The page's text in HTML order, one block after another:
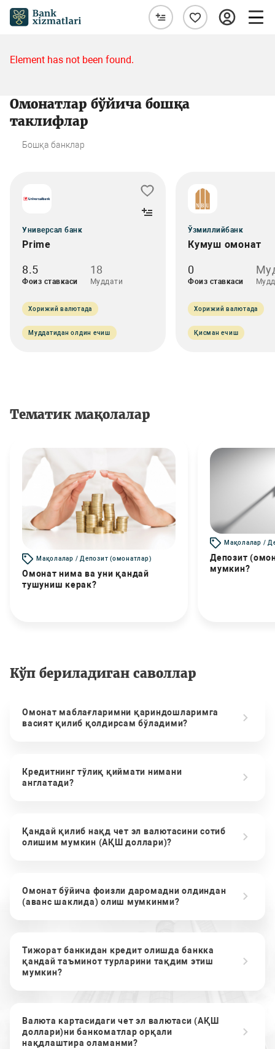
Element has not been found.
Омонатлар бўйича бошқа
таклифлар
Бошқа банклар
Универсал банк
Prime
8.5
Фоиз ставкаси
18
Муддати
Хорижий валютада
Муддатидан олдин ечиш
Ўзмиллийбанк
Кумуш омонат
0
Фоиз ставкаси
Хорижий валютада
Қисман ечиш
Тематик мақолалар
Мақолалар / Депозит (омонатлар)
Омонат нима ва уни қандай
тушуниш керак?
Мақолалар /
Депозит
мумкин?
Кўп бериладиган саволлар
Омонат маблағларимни қариндошларимга
васият қилиб қолдирсам бўладими?
Кредитнинг тўлиқ қиймати нимани
англатади?
Қандай қилиб нақд чет эл валютасини сотиб
олишим мумкин (АҚШ доллари)?
Омонат бўйича фоизли даромадни олдиндан
(аванс шаклида) олиш мумкинми?
Тижорат банкидан кредит олишда банкка
қандай таъминот турларини тақдим этиш
мумкин?
Валюта картасидаги чет эл валютаси (АҚШ
доллари)ни банкоматлар орқали
нақдлаштира оламанми?